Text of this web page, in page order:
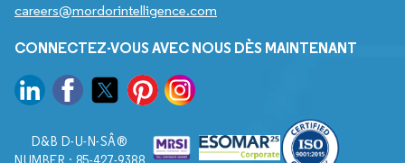
careers@mordorintelligence.com
CONNECTEZ-VOUS AVEC NOUS DÈS MAINTENANT
D&B D-U-N-SÂ®